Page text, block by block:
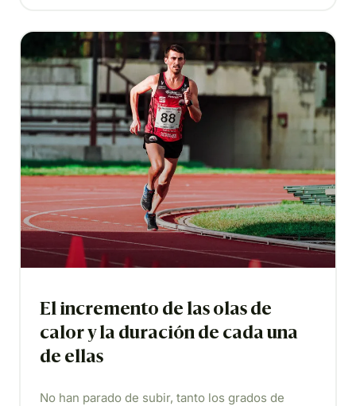
El incremento de las olas de
calor y la duración de cada una
de ellas
No han parado de subir, tanto los grados de